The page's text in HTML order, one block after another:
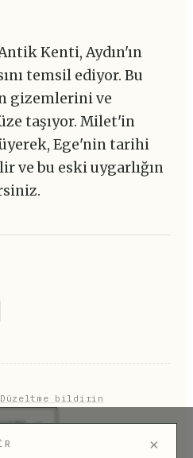
Kenti, Aydın'ın
temsil ediyor. Bu
gizemlerini ve
taşıyor. Milet'in
Ege'nin tarihi
ve bu eski uygarlığın
Düzeltme bildirin
×
→